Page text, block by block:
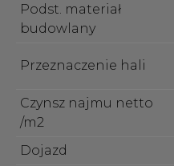
Podst. materiał
budowlany
Przeznaczenie hali
Czynsz najmu netto
/m2
Dojazd